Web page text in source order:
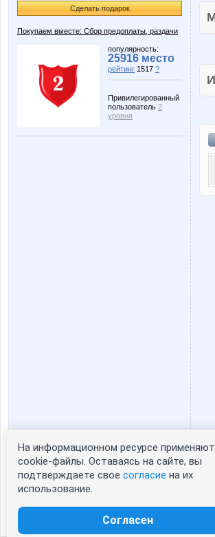
Сделать подарок
Покупаем вместе: Сбор предоплаты, раздачи
популярность:
25916 место
рейтинг 1517 ?
Привилегированный
пользователь 2
уровня
Статистика портрета:
сейчас просматривают портрет - 0
зарегистрированные пользователи
На информационном ресурсе
cookie-файлы. Оставаясь на сайте, вы
подтверждаете свое согласие на их
использование.
Согласен